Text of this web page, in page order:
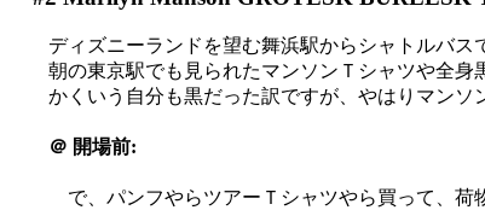
ディズニーランドを望む舞浜駅からシャトルバス
朝の東京駅でも見られたマンソンＴシャツや全身
かくいう自分も黒だった訳ですが、やはりマンソ
＠ 開場前:
で、パンフやらツアーＴシャツやら買って、荷